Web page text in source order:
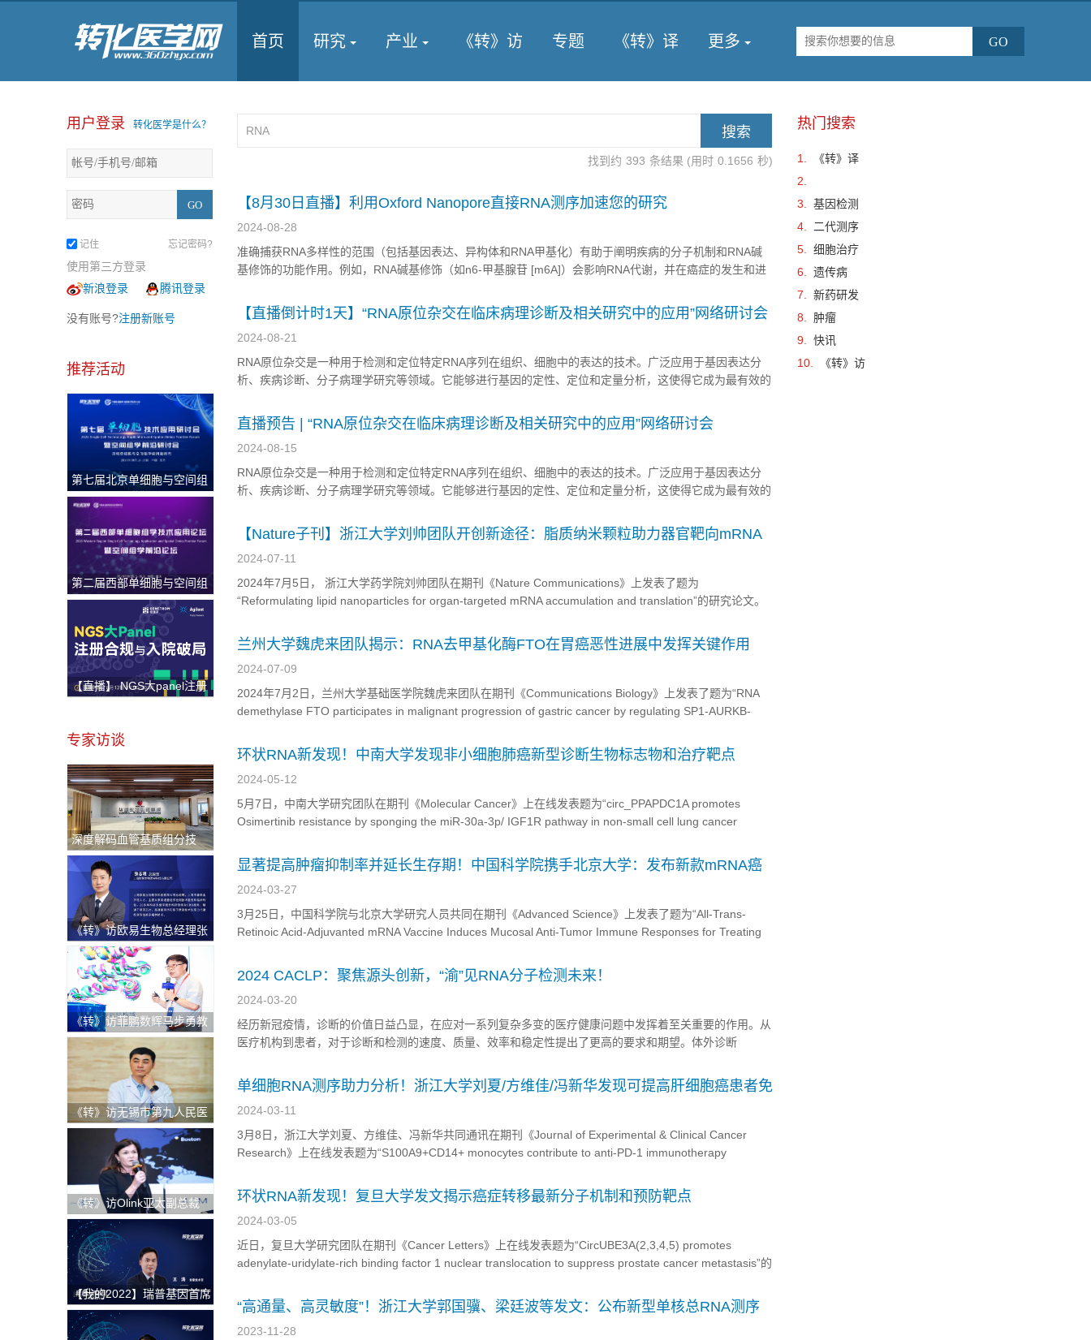
首页 研究 产业 《转》访 专题 《转》译 更多
用户登录 转化医学是什么？
记住 忘记密码?
使用第三方登录
新浪登录
腾讯登录
没有账号?注册新账号
推荐活动
第七届北京单细胞与空间组
学研讨会
第二届西部单细胞与空间组
学论坛
【直播】 NGS大panel注册
专家访谈
深度解码血管基质组分技
术：重塑退行性骨关节炎治
疗新格局与医疗出海中东新
机遇
《转》访欧易生物总经理张
志明：持续逆势快速增长！
破解科研服务"不可能三
角"的硬核逻辑
《转》访菲鹏数辉马步勇教
授｜AI与分子模拟引领生物
医药创新，“构象选择机制”
开辟药物动态设计新纪元
《转》访无锡市第九人民医
院科教科主任赵刚
《转》访Olink亚太副总裁
Andrea Ballagi博士：新一
代蛋白组学如何加速精准医
疗新进程
【我的2022】瑞普基因首席
技术官王涛：发挥BT+AI双
引擎特色优势，推进AI技术
找到约 393 条结果 (用时 0.1656 秒)
【8月30日直播】利用Oxford Nanopore直接RNA测序加速您的研究
2024-08-28
准确捕获RNA多样性的范围（包括基因表达、异构体和RNA甲基化）有助于阐明疾病的分子机制和RNA碱
基修饰的功能作用。例如，RNA碱基修饰（如n6-甲基腺苷 [m6A]）会影响RNA代谢，并在癌症的发生和进
会生成50–100 bp的读长序列，因此很难对转录本异构体进行准确组装...
【直播倒计时1天】“RNA原位杂交在临床病理诊断及相关研究中的应用”网络研讨会
2024-08-21
RNA原位杂交是一种用于检测和定位特定RNA序列在组织、细胞中的表达的技术。广泛应用于基因表达分
析、疾病诊断、分子病理学研究等领域。它能够进行基因的定性、定位和定量分析，这使得它成为最有效的
微拓扑信息结合起来，进一步增强诊断的准确性和可靠性。随着RNA原位杂交技术的不断发展和完善，其...
直播预告 | “RNA原位杂交在临床病理诊断及相关研究中的应用”网络研讨会
2024-08-15
RNA原位杂交是一种用于检测和定位特定RNA序列在组织、细胞中的表达的技术。广泛应用于基因表达分
析、疾病诊断、分子病理学研究等领域。它能够进行基因的定性、定位和定量分析，这使得它成为最有效的
微拓扑信息结合起来，进一步增强诊断的准确性和可靠性。随着RNA原位杂交技术的不断发展和完善，其...
【Nature子刊】浙江大学刘帅团队开创新途径：脂质纳米颗粒助力器官靶向mRNA
治疗！
2024-07-11
2024年7月5日， 浙江大学药学院刘帅团队在期刊《Nature Communications》上发表了题为
“Reformulating lipid nanoparticles for organ-targeted mRNA accumulation and translation”的研究论文。
兰州大学魏虎来团队揭示：RNA去甲基化酶FTO在胃癌恶性进展中发挥关键作用
2024-07-09
2024年7月2日，兰州大学基础医学院魏虎来团队在期刊《Communications Biology》上发表了题为“RNA
demethylase FTO participates in malignant progression of gastric cancer by regulating SP1-AURKB-
环状RNA新发现！中南大学发现非小细胞肺癌新型诊断生物标志物和治疗靶点
2024-05-12
5月7日，中南大学研究团队在期刊《Molecular Cancer》上在线发表题为“circ_PPAPDC1A promotes
Osimertinib resistance by sponging the miR-30a-3p/ IGF1R pathway in non-small cell lung cancer
显著提高肿瘤抑制率并延长生存期！中国科学院携手北京大学：发布新款mRNA癌
症疫苗
2024-03-27
3月25日，中国科学院与北京大学研究人员共同在期刊《Advanced Science》上发表了题为“All-Trans-
Retinoic Acid-Adjuvanted mRNA Vaccine Induces Mucosal Anti-Tumor Immune Responses for Treating
2024 CACLP：聚焦源头创新，“渝”见RNA分子检测未来！
2024-03-20
经历新冠疫情，诊断的价值日益凸显，在应对一系列复杂多变的医疗健康问题中发挥着至关重要的作用。从
医疗机构到患者，对于诊断和检测的速度、质量、效率和稳定性提出了更高的要求和期望。体外诊断
检测准确性等，进而影响后续临床决策与诊疗，成为IVD产业链中不可忽视的关键一环。 3月17日，罗氏诊
断于...
单细胞RNA测序助力分析！浙江大学刘夏/方维佳/冯新华发现可提高肝细胞癌患者免
疫检查点阻断治疗疗效的联合免疫治疗策略
2024-03-11
3月8日，浙江大学刘夏、方维佳、冯新华共同通讯在期刊《Journal of Experimental & Clinical Cancer
Research》上在线发表题为“S100A9+CD14+ monocytes contribute to anti-PD-1 immunotherapy
环状RNA新发现！复旦大学发文揭示癌症转移最新分子机制和预防靶点
2024-03-05
近日，复旦大学研究团队在期刊《Cancer Letters》上在线发表题为“CircUBE3A(2,3,4,5) promotes
adenylate-uridylate-rich binding factor 1 nuclear translocation to suppress prostate cancer metastasis”的
“高通量、高灵敏度”！浙江大学郭国骥、梁廷波等发文：公布新型单核总RNA测序
方法
2023-11-28
热门搜索
1.
《转》译
2.
3.
基因检测
4.
二代测序
5.
细胞治疗
6.
遗传病
7.
新药研发
8.
肿瘤
9.
快讯
10.
《转》访